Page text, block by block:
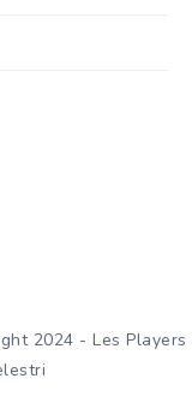
2024 - Les Players